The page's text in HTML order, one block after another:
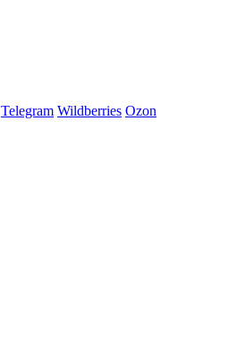
Telegram Wildberries Ozon